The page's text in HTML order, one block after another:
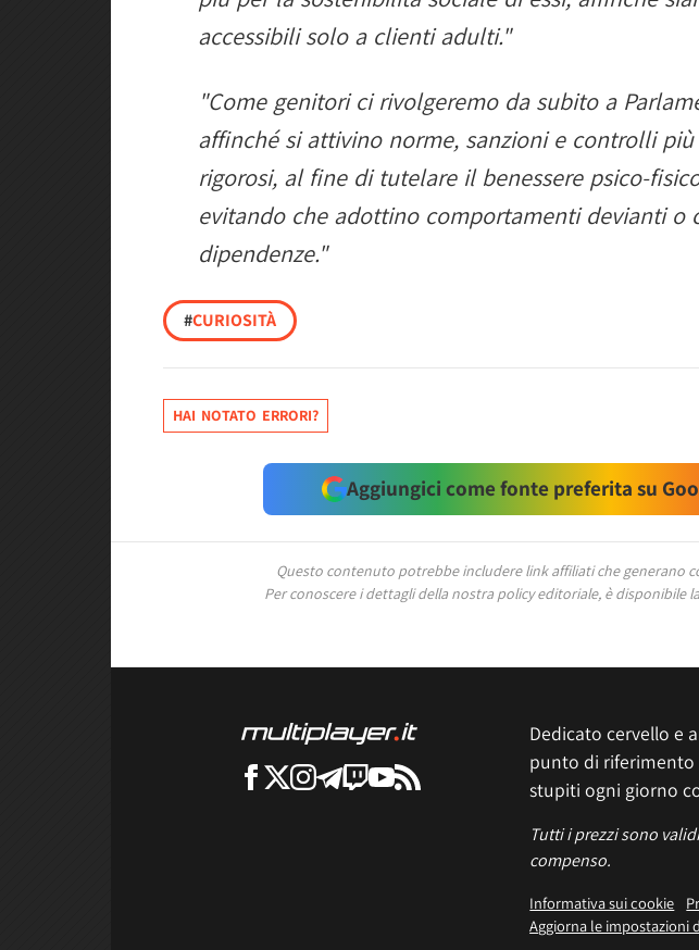
accessibili solo a clienti adulti."
"Come genitori ci rivolgeremo da subito a
affinché si attivino norme, sanzioni e controlli
rigorosi, al fine di tutelare il benessere psico-
evitando che adottino comportamenti devianti o
dipendenze."
#CURIOSITÀ
HAI NOTATO ERRORI?
Aggiungici come fonte preferita su
Questo contenuto potrebbe includere link affiliati che generano
Per conoscere i dettagli della nostra policy editoriale, è disponibile la
Dedicato cervello e
punto di riferimento
stupiti ogni giorno
Tutti i prezzi sono
compenso.
Informativa sui cookie
Aggiorna le